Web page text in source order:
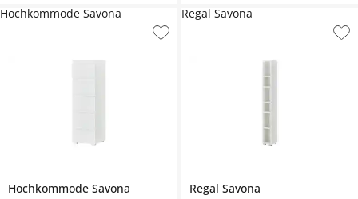
Hochkommode Savona
Hochkommode Savona
Regal Savona
Regal Savona